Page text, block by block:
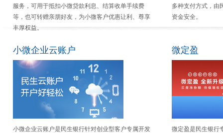
服务，可用于抵扣小微贷款利息、结算收单手续费
等，也可转赠亲朋好友，为小微客户优惠让利、尊享
丰厚权益。
多种支付方式，由
资金安全。
小微企业云账户
小微企业云账户是民生银行针对创业型客户专属开发
微定盈
微定盈是民生银行